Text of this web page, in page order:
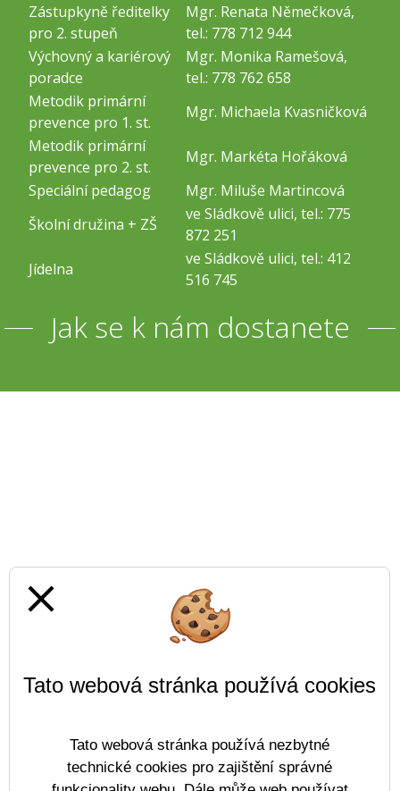
Zástupkyně ředitelky
pro 2. stupeň
Mgr. Renata Němečková,
tel.: 778 712 944
Výchovný a kariérový
poradce
Mgr. Monika Ramešová,
tel.: 778 762 658
Metodik primární
prevence pro 1. st.
Mgr. Michaela Kvasničková
Metodik primární
prevence pro 2. st.
Mgr. Markéta Hořáková
Speciální pedagog
Mgr. Miluše Martincová
Školní družina + ZŠ
ve Sládkově ulici, tel.: 775
872 251
Jídelna
ve Sládkově ulici, tel.: 412
516 745
Jak se k nám dostanete
close
Tato webová stránka používá cookies
Tato webová stránka používá nezbytné
technické cookies pro zajištění správné